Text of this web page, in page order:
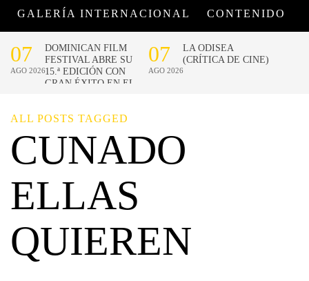
GALERÍA INTERNACIONAL CONTENIDO
ALL POSTS TAGGED
CUNADO
ELLAS
QUIEREN